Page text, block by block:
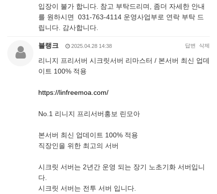
입장이 불가 합니다. 참고 부탁드리며, 좀더 자세한 안내
를 원하시면 031-763-4114 운영사업부로 연락 부탁 드
립니다. 감사합니다.
블랭크 2025.04.28 14:38 답변 삭제
리니지 프리서버 시크릿서버 리마스터 / 본서버 최신 업데
이트 100% 적용
https://linfreemoa.com/
No.1 리니지 프리서버홍보 린모아
본서버 최신 업데이트 100% 적용
직장인을 위한 최고의 서버
시크릿 서버는 2년간 운영 되는 장기 노초기화 서버입니
다.
시크릿 서버는 전투 서버 입니다.